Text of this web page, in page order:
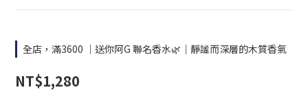
全店，滿3600 ｜送你阿G 聯名香水🌿｜靜謐而深層的木質香氣
NT$1,280